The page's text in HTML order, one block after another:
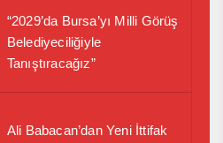
“2029’da Bursa’yı Milli Görüş
Belediyeciliğiyle
Tanıştıracağız”
Ali Babacan’dan Yeni İttifak